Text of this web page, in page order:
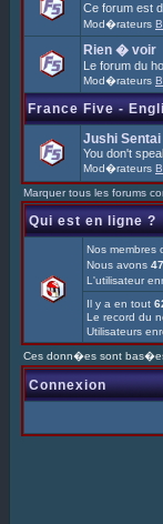
Ce forum est
Mod�rateurs
Rien � voir
Le forum du
Mod�rateurs
France Five -
Jushi
You don't
Mod�rateurs
Marquer tous les forums
Qui est en ligne ?
Nos
Nous avons
L'utilisateur
Il y a en tout
Le record du
Utilisateurs
Ces donn�es sont
Connexion